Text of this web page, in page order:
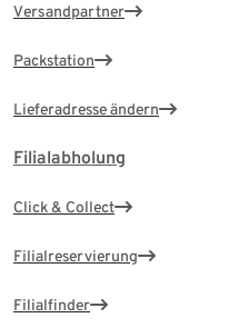
Versandpartner
Packstation
Lieferadresse ändern
Filialabholung
Click & Collect
Filialreservierung
Filialfinder